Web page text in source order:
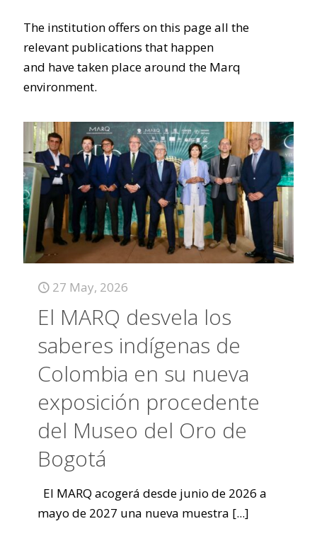
The institution offers on this page all the
relevant publications that happen
and have taken place around the Marq
environment.
27 May, 2026
El MARQ desvela los
saberes indígenas de
Colombia en su nueva
exposición procedente
del Museo del Oro de
Bogotá
El MARQ acogerá desde junio de 2026 a
mayo de 2027 una nueva muestra [...]